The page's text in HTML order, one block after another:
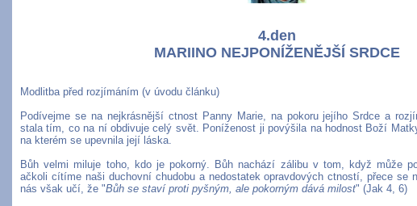
4.den
MARIINO NEJPONÍŽENĚJŠÍ SRDCE
Modlitba před rozjímáním (v úvodu článku)
Podívejme se na nejkrásnější ctnost Panny Marie, na pokoru jejího Srdce a
stala tím, co na ní obdivuje celý svět. Poníženost ji povýšila na hodnost Boží
na kterém se upevnila její láska.
Bůh velmi miluje toho, kdo je pokorný. Bůh nachází zálibu v tom, když může
ačkoli cítíme naši duchovní chudobu a nedostatek opravdových ctností, přece se
nás však učí, že "Bůh se staví proti pyšným, ale pokorným dává milost" (Jak 4, 6)